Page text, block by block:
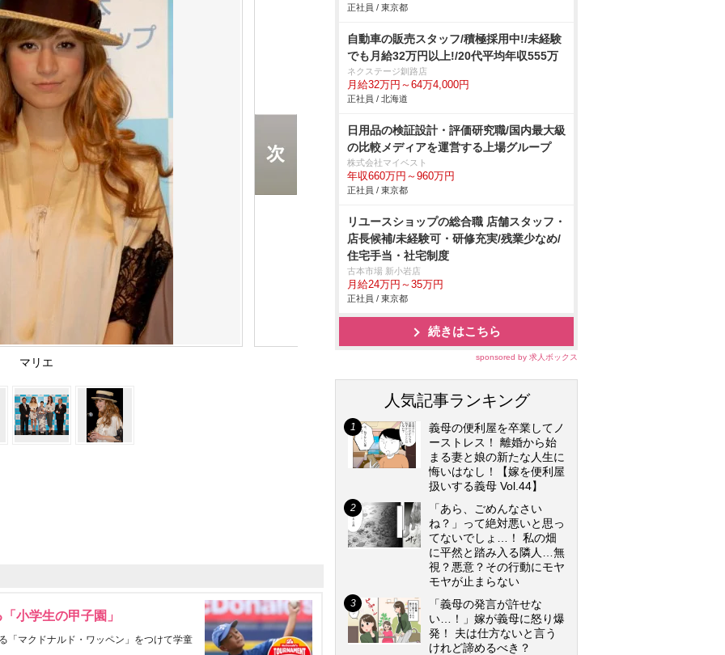
マリエ
小学生の甲子園」
「マクドナルド・ワッペン」をつけて学童
正社員 / 東京都
自動車の販売スタッフ/積極採用中!/未経験
でも月給32万円以上!/20代平均年収555万
ネクステージ釧路店
月給32万円～64万4,000円
正社員 / 北海道
日用品の検証設計・評価研究職/国内最大級
の比較メディアを運営する上場グループ
株式会社マイベスト
年収660万円～960万円
正社員 / 東京都
リユースショップの総合職 店舗スタッフ・
店長候補/未経験可・研修充実/残業少なめ/
住宅手当・社宅制度
古本市場 新小岩店
月給24万円～35万円
正社員 / 東京都
続きはこちら
sponsored by 求人ボックス
人気記事ランキング
義母の便利屋を卒業してノ
ーストレス！ 離婚から始
まる妻と娘の新たな人生に
悔いはなし！【嫁を便利屋
扱いする義母 Vol.44】
「あら、ごめんなさい
ね？」って絶対悪いと思っ
てないでしょ…！ 私の畑
に平然と踏み入る隣人…無
視？悪意？その行動にモヤ
モヤが止まらない
「義母の発言が許せな
い…！」嫁が義母に怒り爆
発！ 夫は仕方ないと言う
けれど諦めるべき？